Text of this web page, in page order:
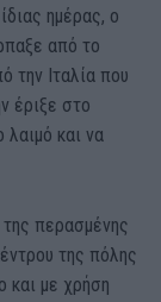
ημέρας, ο
από το
την Ιταλία που
έριξε στο
και να
της περασμένης
της πόλης
και με χρήση